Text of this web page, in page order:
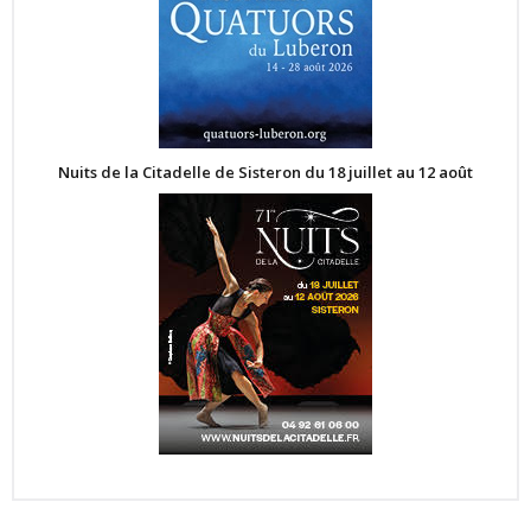
Nuits de la Citadelle de Sisteron du 18 juillet au 12 août